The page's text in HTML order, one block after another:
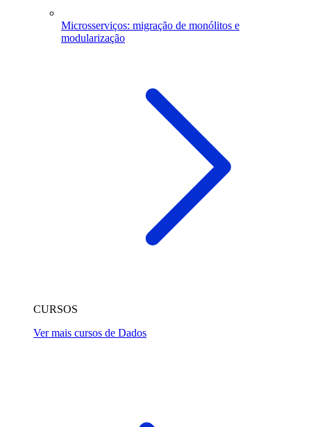
Microsserviços: migração de monólitos e
modularização
CURSOS
Ver mais cursos de Dados